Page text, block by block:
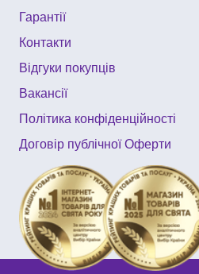
Гарантії
Контакти
Відгуки покупців
Вакансії
Політика конфіденційності
Договір публічної Оферти